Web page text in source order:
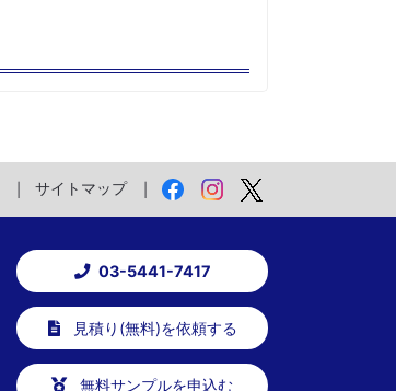
サイトマップ
03-5441-7417
見積り(無料)を依頼する
無料サンプルを申込む